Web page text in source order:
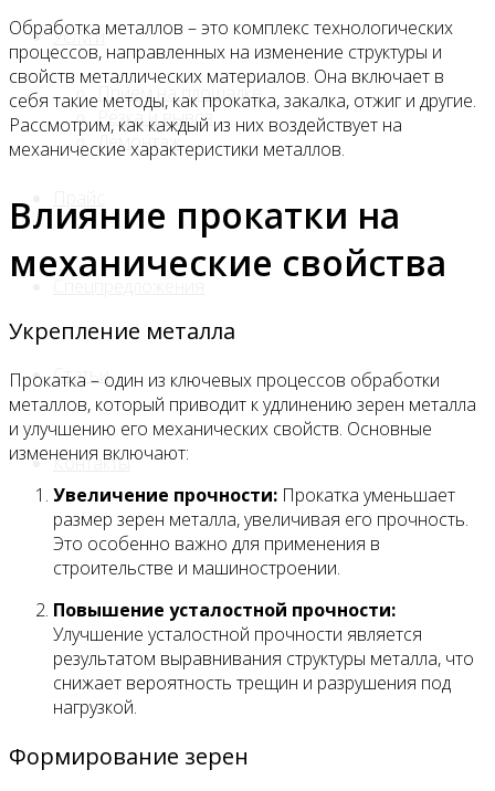
Услуги
Приём на площадке
Резка и вывоз
Демонтаж
Статьи
Контакты
Обработка металлов – это комплекс технологических
процессов, направленных на изменение структуры и
свойств металлических материалов. Она включает в
себя такие методы, как прокатка, закалка, отжиг и другие.
Рассмотрим, как каждый из них воздействует на
механические характеристики металлов.
Влияние прокатки на
механические свойства
Укрепление металла
Прокатка – один из ключевых процессов обработки
металлов, который приводит к удлинению зерен металла
и улучшению его механических свойств. Основные
изменения включают:
Увеличение прочности: Прокатка уменьшает
размер зерен металла, увеличивая его прочность.
Это особенно важно для применения в
строительстве и машиностроении.
Повышение усталостной прочности:
Улучшение усталостной прочности является
результатом выравнивания структуры металла, что
снижает вероятность трещин и разрушения под
нагрузкой.
Формирование зерен